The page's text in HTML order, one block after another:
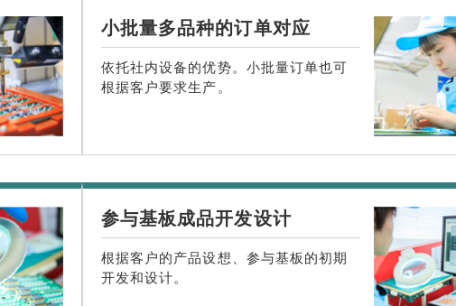
小批量多品种的订单对应
依托社内设备的优势。小批量订单也可
根据客户要求生产。
参与基板成品开发设计
根据客户的产品设想、参与基板的初期
开发和设计。